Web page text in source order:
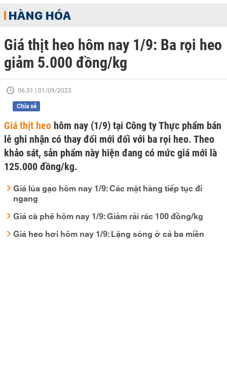
HÀNG HÓA
Giá thịt heo hôm nay 1/9: Ba rọi heo
giảm 5.000 đồng/kg
06:31 | 01/09/2023
Chia sẻ
Giá thịt heo hôm nay (1/9) tại Công ty Thực phẩm bán
lẻ ghi nhận có thay đổi mới đối với ba rọi heo. Theo
khảo sát, sản phẩm này hiện đang có mức giá mới là
125.000 đồng/kg.
Giá lúa gạo hôm nay 1/9: Các mặt hàng tiếp tục đi
ngang
Giá cà phê hôm nay 1/9: Giảm rải rác 100 đồng/kg
Giá heo hơi hôm nay 1/9: Lặng sóng ở cả ba miền